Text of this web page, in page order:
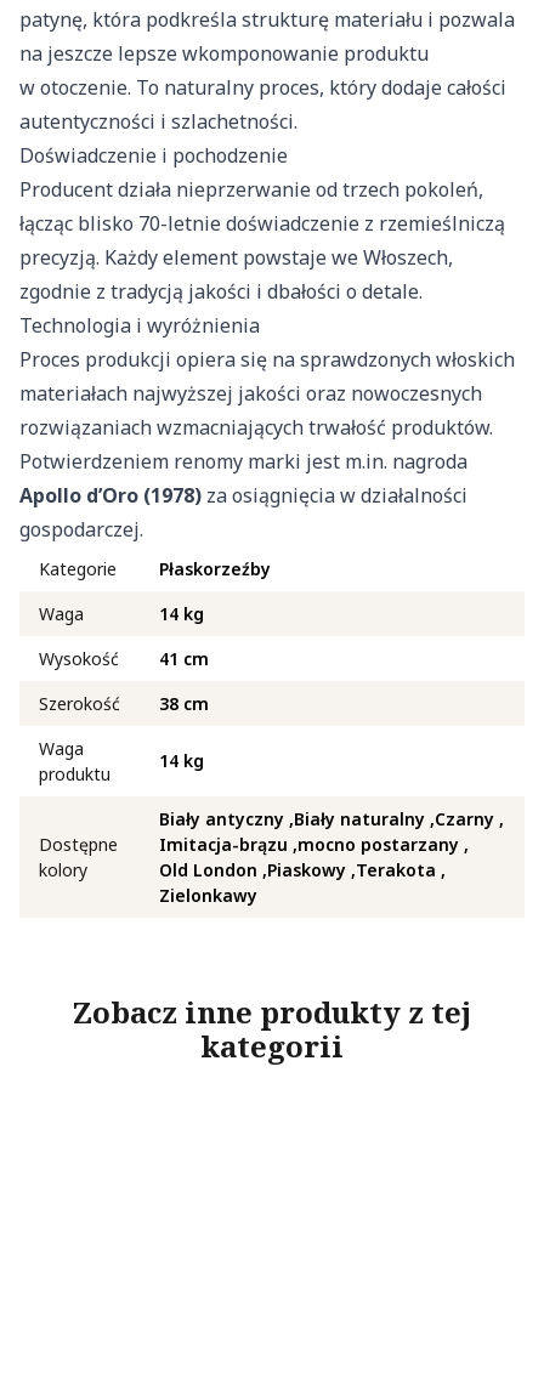
patynę, która podkreśla strukturę materiału i pozwala
na jeszcze lepsze wkomponowanie produktu
w otoczenie. To naturalny proces, który dodaje całości
autentyczności i szlachetności.
Doświadczenie i pochodzenie
Producent działa nieprzerwanie od trzech pokoleń,
łącząc blisko 70-letnie doświadczenie z rzemieślniczą
precyzją. Każdy element powstaje we Włoszech,
zgodnie z tradycją jakości i dbałości o detale.
Technologia i wyróżnienia
Proces produkcji opiera się na sprawdzonych włoskich
materiałach najwyższej jakości oraz nowoczesnych
rozwiązaniach wzmacniających trwałość produktów.
Potwierdzeniem renomy marki jest m.in. nagroda
Apollo d’Oro (1978) za osiągnięcia w działalności
gospodarczej.
Kategorie
Płaskorzeźby
Waga
14 kg
Wysokość
41 cm
Szerokość
38 cm
Waga
produktu
14 kg
Dostępne
kolory
Biały antyczny Biały naturalny Czarny
Imitacja-brązu mocno postarzany
Old London Piaskowy Terakota
Zielonkawy
Zobacz inne produkty z tej
kategorii